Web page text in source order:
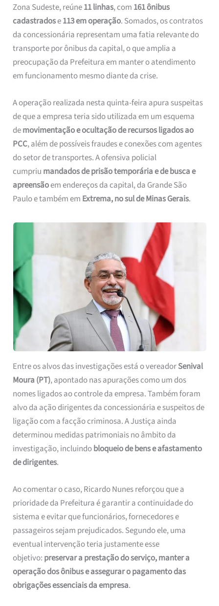
Zona Sudeste, reúne11 linhas, com 161 ônibus
cadastradose113 em operação. Somados, os contratos
da concessionária representam uma fatia relevante do
transporte por ônibus da capital, o que amplia a
preocupação da Prefeitura em manter o atendimento
em funcionamento mesmo diante da crise.
A operação realizada nesta quinta-feira apura suspeitas
de que a empresa teria sido utilizada em um esquema
demovimentação e ocultação de recursos ligados ao
PCC, além de possíveis fraudes e conexões com agentes
do setor de transportes. A ofensiva policial
cumpriu mandados de prisão temporária e de busca e
apreensãoem endereços da capital, da Grande São
Paulo e também em Extrema, no sul de Minas Gerais.
Entre os alvos das investigações está o vereadorSenival
Moura (PT), apontado nas apurações como um dos
nomes ligados ao controle da empresa. Também foram
alvo da ação dirigentes da concessionária e suspeitos de
ligação com a facção criminosa. A Justiça ainda
determinou medidas patrimoniais no âmbito da
investigação, incluindobloqueio de bens e afastamento
de dirigentes.
Ao comentar o caso, Ricardo Nunes reforçou que a
prioridade da Prefeitura é garantir a continuidade do
sistema e evitar que funcionários, fornecedores e
passageiros sejam prejudicados. Segundo ele, uma
eventual intervenção teria justamente esse
objetivo: preservar a prestação do serviço, manter a
operação dos ônibus e assegurar o pagamento das
obrigações essenciais da empresa.